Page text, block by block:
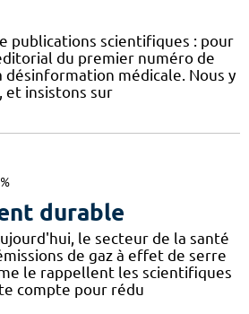
publications scientifiques : pour
du premier numéro de
désinformation médicale. Nous y
et insistons sur
durable
le secteur de la santé
de gaz à effet de serre
le rappellent les scientifiques
compte pour rédu